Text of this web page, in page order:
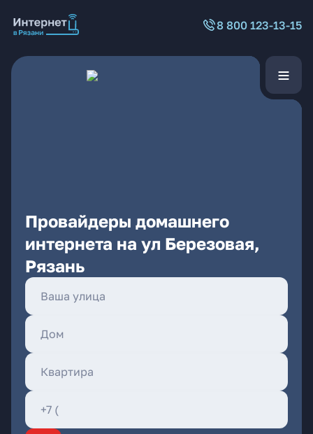
8 800 123-13-15
Провайдеры домашнего
интернета на ул Березовая,
Рязань